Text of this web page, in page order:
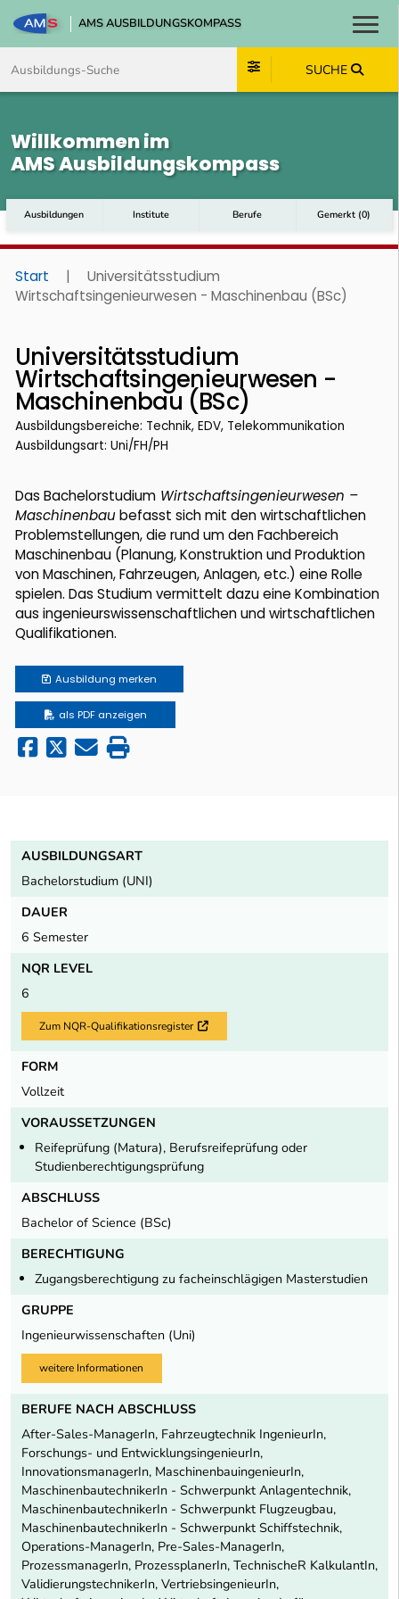
AMS AUSBILDUNGSKOMPASS
SUCHE
Willkommen im
AMS Ausbildungskompass
Ausbildungen Institute Berufe Gemerkt (0)
Start |
Universitätsstudium
Wirtschaftsingenieurwesen - Maschinenbau (BSc)
Universitätsstudium
Wirtschaftsingenieurwesen -
Maschinenbau (BSc)
Ausbildungsbereiche: Technik, EDV, Telekommunikation
Ausbildungsart: Uni/FH/PH
Das Bachelorstudium Wirtschaftsingenieurwesen –
Maschinenbaubefasst sich mit den wirtschaftlichen
Problemstellungen, die rund um den Fachbereich
Maschinenbau (Planung, Konstruktion und Produktion
von Maschinen, Fahrzeugen, Anlagen, etc.) eine Rolle
spielen. Das Studium vermittelt dazu eine Kombination
aus ingenieurswissenschaftlichen und wirtschaftlichen
Qualifikationen.
Ausbildung merken
als PDF anzeigen
AUSBILDUNGSART
Bachelorstudium (UNI)
DAUER
6 Semester
NQR LEVEL
6
Zum NQR-Qualifikationsregister Externer Link
FORM
Vollzeit
VORAUSSETZUNGEN
Reifeprüfung (Matura), Berufsreifeprüfung oder
Studienberechtigungsprüfung
ABSCHLUSS
Bachelor of Science (BSc)
BERECHTIGUNG
Zugangsberechtigung zu facheinschlägigen Masterstudien
GRUPPE
Ingenieurwissenschaften (Uni)
weitere Informationen
BERUFE NACH ABSCHLUSS
After-Sales-ManagerIn, Fahrzeugtechnik IngenieurIn,
Forschungs- und EntwicklungsingenieurIn,
InnovationsmanagerIn, MaschinenbauingenieurIn,
MaschinenbautechnikerIn - Schwerpunkt Anlagentechnik,
MaschinenbautechnikerIn - Schwerpunkt Flugzeugbau,
MaschinenbautechnikerIn - Schwerpunkt Schiffstechnik,
Operations-ManagerIn, Pre-Sales-ManagerIn,
ProzessmanagerIn, ProzessplanerIn, TechnischeR KalkulantIn,
ValidierungstechnikerIn, VertriebsingenieurIn,